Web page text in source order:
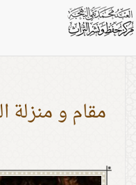
اشخاص:
مقام و منزلة